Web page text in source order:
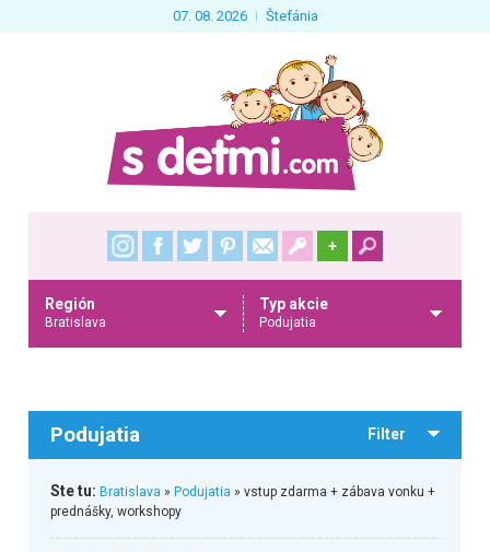
07. 08. 2026 Štefánia
+
Región
Bratislava
Typ akcie
Podujatia
Podujatia Filter
Ste tu: Bratislava » Podujatia » vstup zdarma + zábava vonku +
prednášky, workshopy